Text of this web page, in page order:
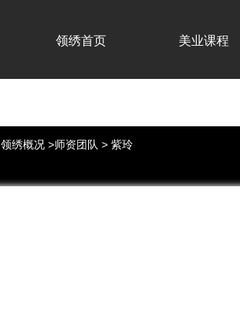
领绣首页 美业课程
领绣概况 >师资团队 > 紫玲